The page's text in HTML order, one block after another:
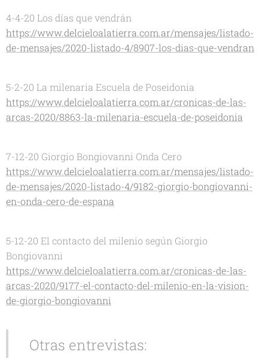
4-4-20 Los días que vendrán
https://www.delcieloalatierra.com.ar/mensajes/listado-
de-mensajes/2020-listado-4/8907-los-dias-que-vendran
5-2-20 La milenaria Escuela de Poseidonia
https://www.delcieloalatierra.com.ar/cronicas-de-las-
arcas-2020/8863-la-milenaria-escuela-de-poseidonia
7-12-20 Giorgio Bongiovanni Onda Cero
https://www.delcieloalatierra.com.ar/mensajes/listado-
de-mensajes/2020-listado-4/9182-giorgio-bongiovanni-
en-onda-cero-de-espana
5-12-20 El contacto del milenio según Giorgio
Bongiovanni
https://www.delcieloalatierra.com.ar/cronicas-de-las-
arcas-2020/9177-el-contacto-del-milenio-en-la-vision-
de-giorgio-bongiovanni
Otras entrevistas: